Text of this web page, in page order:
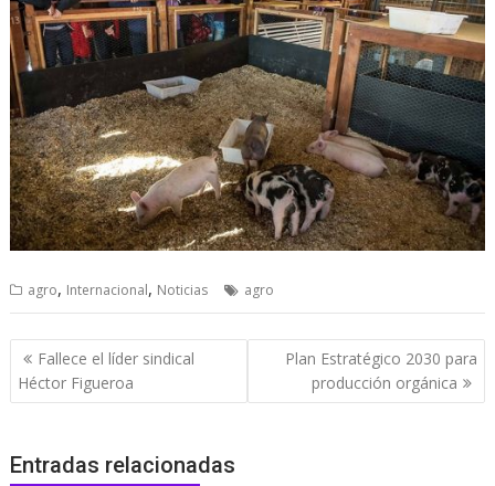
agro, Internacional, Noticias agro
Navegación
de
entradas
Fallece el líder sindical
Héctor Figueroa
Plan Estratégico 2030 para
producción orgánica
Entradas relacionadas